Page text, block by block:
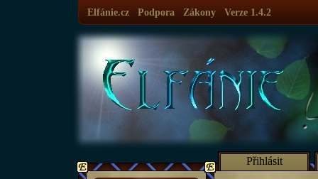
Elfánie.cz Podpora Zákony Verze 1.4.2
Přihlásit